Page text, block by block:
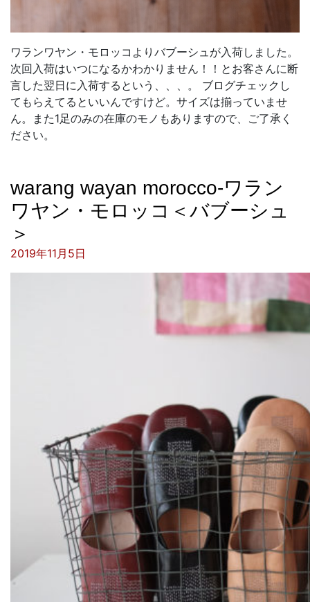
ワランワヤン・モロッコよりバブーシュが入荷しました。
次回入荷はいつになるかわかりません！！とお客さんに断
言した翌日に入荷するという、、、。 ブログチェックし
てもらえてるといいんですけど。サイズは揃っていませ
ん。また1足のみの在庫のモノもありますので、ご了承く
ださい。
warang wayan morocco-ワラン
ワヤン・モロッコ＜バブーシュ
＞
投稿日:
2019年11月5日